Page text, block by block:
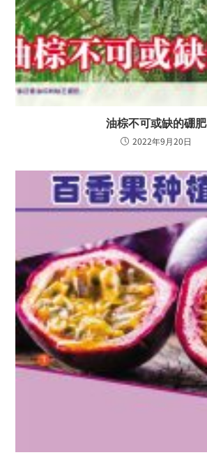
油棕不可或缺的硼肥
2022年9月20日